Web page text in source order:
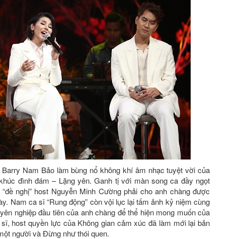
Nam Bảo làm bùng nổ không khí âm nhạc tuyệt vời của
đình đám – Lặng yên. Ganh tị với màn song ca đầy ngọt
nghị” host Nguyễn Minh Cường phải cho anh chàng được
Nam ca sĩ “Rung động” còn vội lục lại tấm ảnh kỷ niệm cùng
nghiệp đầu tiên của anh chàng để thể hiện mong muốn của
host quyền lực của Không gian cảm xúc đã làm mới lại bản
người và Đừng như thói quen.